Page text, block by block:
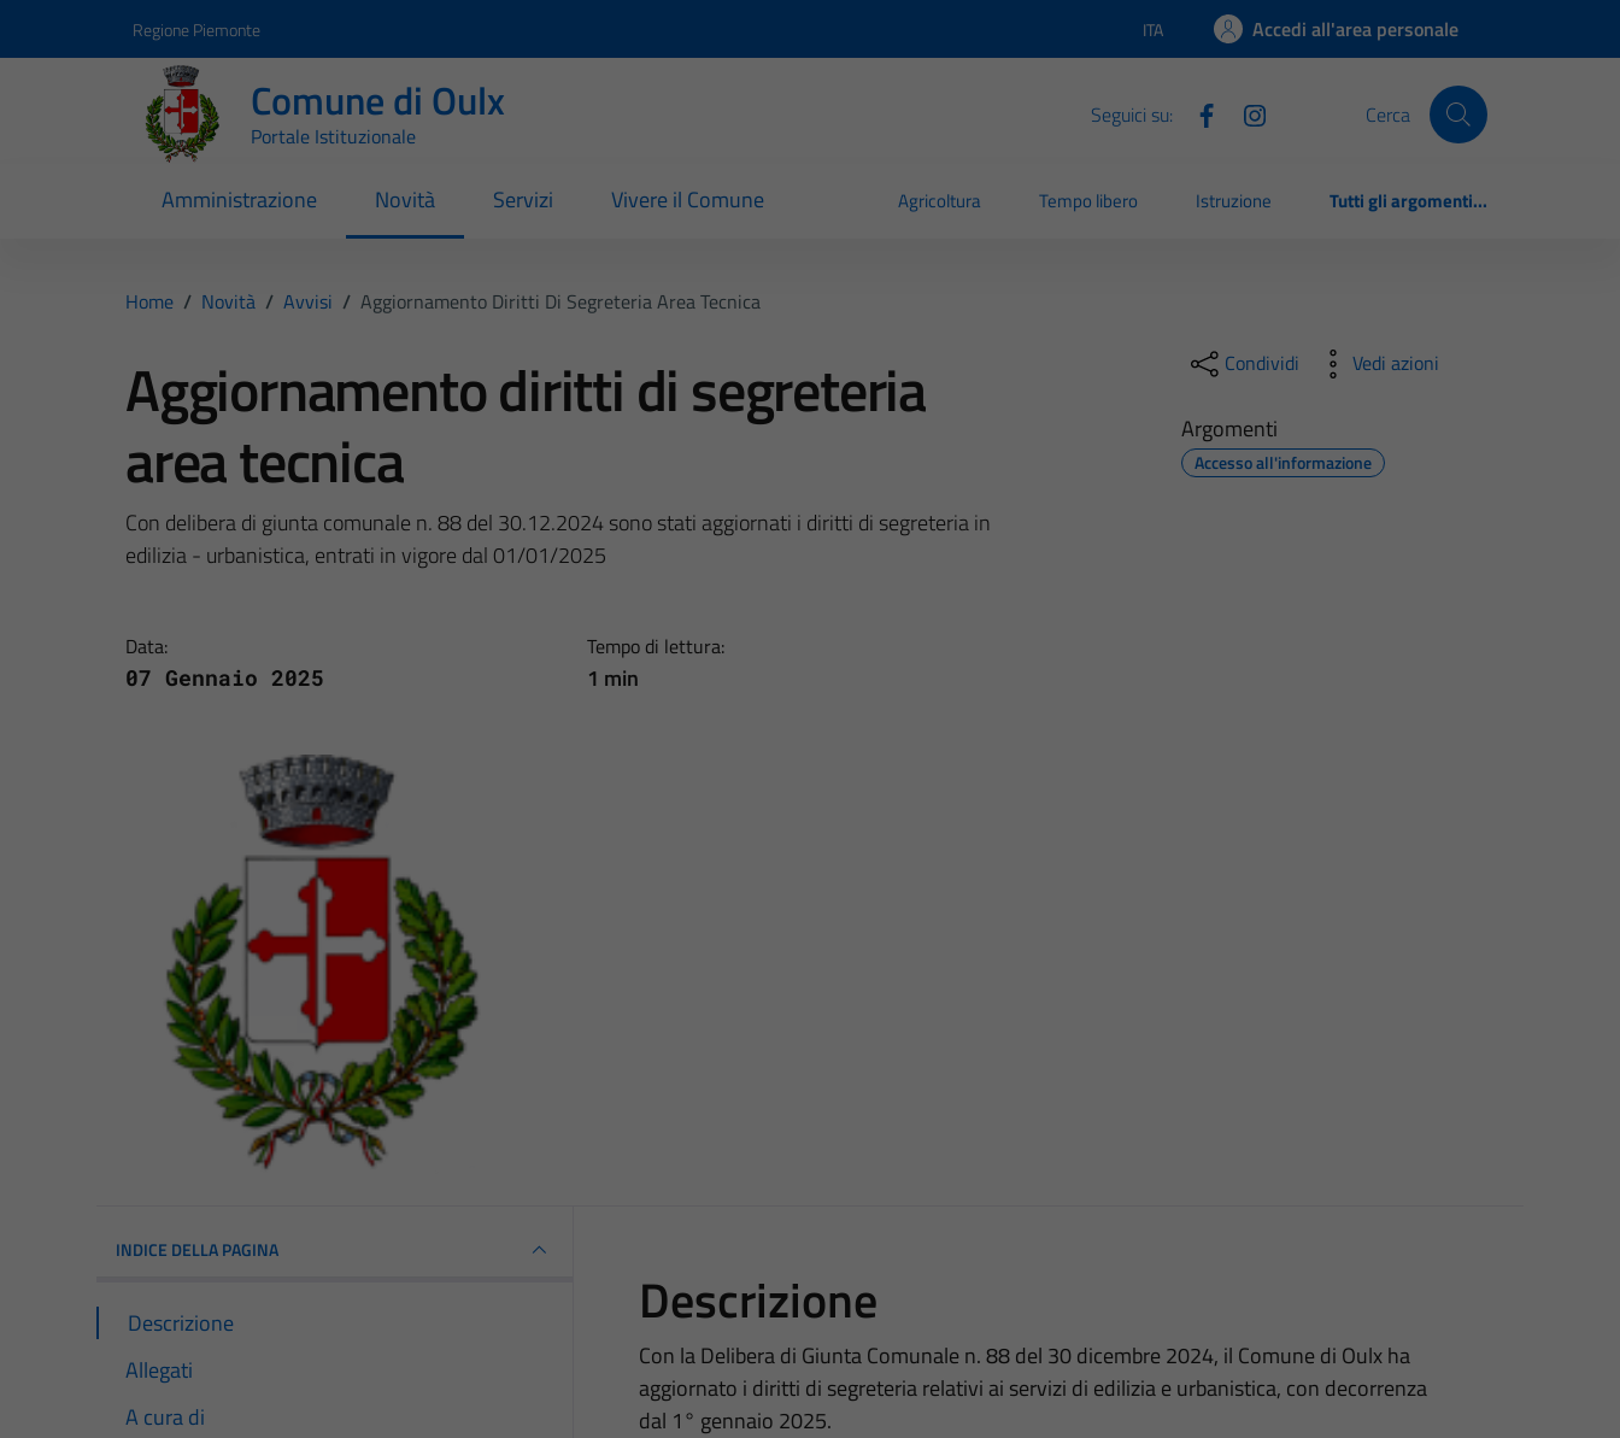
Regione Piemonte Lingua attiva:
ITA Accedi all'area personale
Comune di Oulx
Portale Istituzionale
Seguici su: Cerca
Amministrazione Novità Servizi Vivere il Comune Agricoltura Tempo libero Istruzione Tutti gli argomenti...
Home / Novità / Avvisi / Aggiornamento Diritti Di Segreteria Area Tecnica
Aggiornamento diritti di segreteria
area tecnica
Con delibera di giunta comunale n. 88 del 30.12.2024 sono stati aggiornati i diritti di segreteria in
edilizia - urbanistica, entrati in vigore dal 01/01/2025
Data:
07 Gennaio 2025
Tempo di lettura:
1 min
Condividi Vedi azioni
Argomenti
Accesso all'informazione
INDICE DELLA PAGINA
Descrizione
Allegati
A cura di
Descrizione
Con la Delibera di Giunta Comunale n. 88 del 30 dicembre 2024, il Comune di Oulx ha
aggiornato i diritti di segreteria relativi ai servizi di edilizia e urbanistica, con decorrenza
dal 1° gennaio 2025.